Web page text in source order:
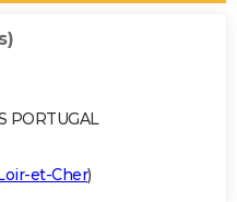
PORTUGAL
et-Cher)